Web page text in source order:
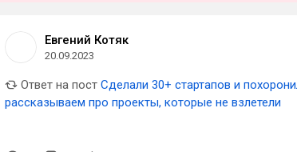
Евгений Котяк
20.09.2023
Ответ на пост Сделали 30+ стартапов и
рассказываем про проекты, которые не взлетели